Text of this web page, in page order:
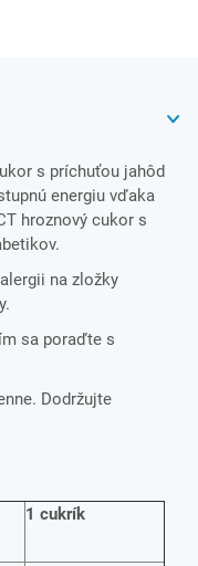
s príchuťou jahôd
energiu vďaka
hroznový cukor s
na zložky
sa poraďte s
Dodržujte
1 cukrík